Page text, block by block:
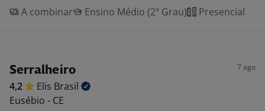
A combinar
Ensino Médio (2º Grau) Presencial
Serralheiro 7 ago
4,2 Elis Brasil
Eusébio - CE